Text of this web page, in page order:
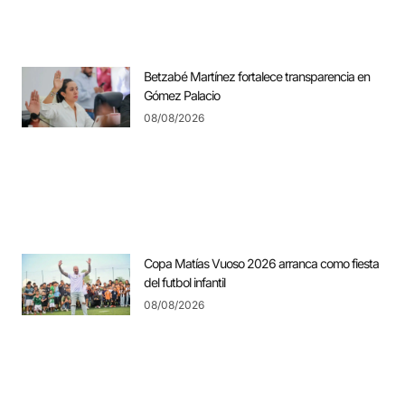
Betzabé Martínez fortalece transparencia en
Gómez Palacio
08/08/2026
Copa Matías Vuoso 2026 arranca como fiesta
del futbol infantil
08/08/2026